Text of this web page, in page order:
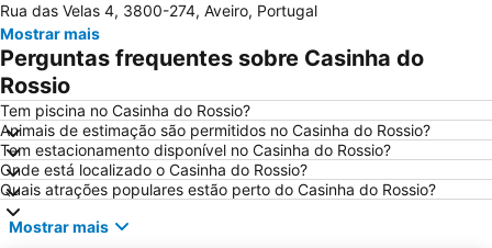
Hotel Solverde Beach
Ria de Aveiro
Paróquia Sagrada Família da Praia da Barra
Mata do Buçaco
Praia Fluvial dos Olhos da Fervença
Casino de Espinho
Universidade de Aveiro
Praia da Baía
Costa Nova Beach
Serra do Caramulo
Dunas de Sao Jacinto
Gafanha da Boa Hora Beach
Valadares Beach
Rua das Velas 4, 3800-274, Aveiro, Portugal
Mostrar mais
Perguntas frequentes sobre Casinha do
Rossio
Tem piscina no Casinha do Rossio?
Animais de estimação são permitidos no Casinha do Rossio?
Tem estacionamento disponível no Casinha do Rossio?
Onde está localizado o Casinha do Rossio?
Quais atrações populares estão perto do Casinha do Rossio?
Mostrar mais